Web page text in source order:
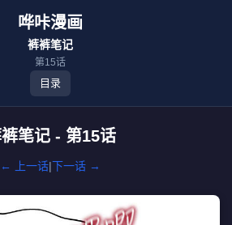
哗咔漫画
裤裤笔记
第15话
目录
笔记 - 第15话
← 上一话|下一话 →